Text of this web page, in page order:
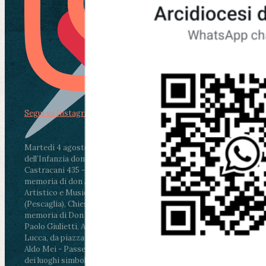
Martedì 4 agosto2026
ore 11:30 - Lucca, Scuola
dell’Infanzia don Aldo Mei - Viale Castruccio
Castracani 435 - Inaugurazione murales in
memoria di don Aldo Mei curato dal Liceo
Artistico e Musicale “Passaglia”
ore 18 - Fiano
(Pescaglia), Chiesa parrocchiale - Messa in
memoria di Don Aldo Mei celebrata da mons.
Paolo Giulietti, Arcivescovo di Lucca
ore 20.30 -
Lucca, da piazza San Michele al Cippo di don
Aldo Mei - Passeggiata della Memoria in alcuni
dei luoghi simbolo della città. Ritrovo alle ore
Segui su Instagram